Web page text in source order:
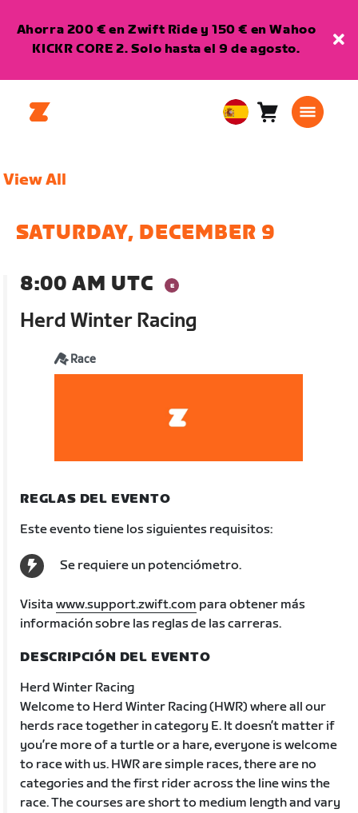
Ahorra 200 € en Zwift Ride y 150 € en Wahoo
KICKR CORE 2. Solo hasta el 9 de agosto.
EuropeanCarro0
View All
SATURDAY, DECEMBER 9
8:00 AM UTC
Herd Winter Racing
Race
REGLAS DEL EVENTO
Este evento tiene los siguientes requisitos:
Se requiere un potenciómetro.
Visitawww.support.zwift.com para obtener más
información sobre las reglas de las carreras.
DESCRIPCIÓN DEL EVENTO
Herd Winter Racing
Welcome to Herd Winter Racing (HWR) where all our
herds race together in category E. It doesn’t matter if
you’re more of a turtle or a hare, everyone is welcome
to race with us. HWR are simple races, there are no
categories and the first rider across the line wins the
race. The courses are short to medium length and vary